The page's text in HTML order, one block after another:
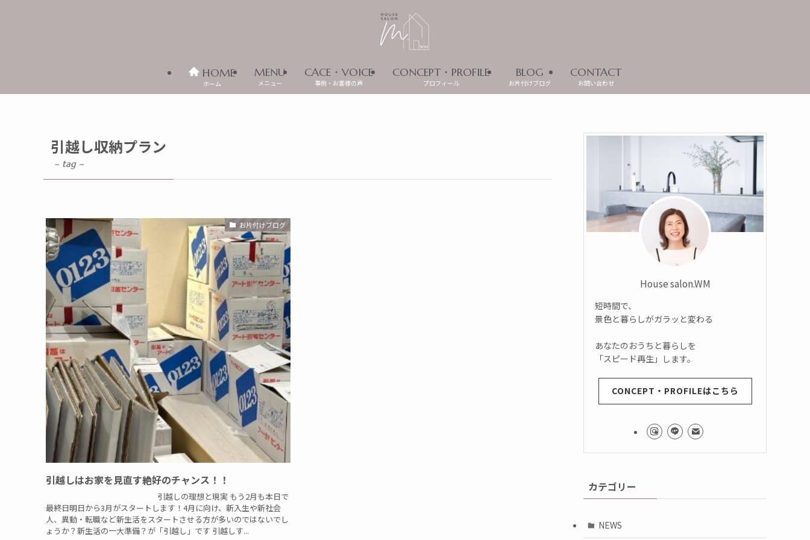
HOME
ホーム
MENU
メニュー
CACE・VOICE
事例・お客様の声
CONCEPT・PROFILE
プロフィール
BLOG
お片付けブログ
CONTACT
お問い合わせ
引越し収納プラン
– tag –
お片付けブログ
引越しはお家を見直す絶好のチャンス！！
引越しの理想と現実 もう2月も本日で
最終日明日から3月がスタートします！4月に向け、新入生や新社会
人、異動・転職など新生活をスタートさせる方が多いのではないでし
ょうか？新生活の一大準備？が「引越し」です 引越しす...
House salon.WM
短時間で、
景色と暮らしがガラッと変わる
あなたのおうちと暮らしを
「スピード再生」します。
CONCEPT・PROFILEはこちら
カテゴリー
NEWS